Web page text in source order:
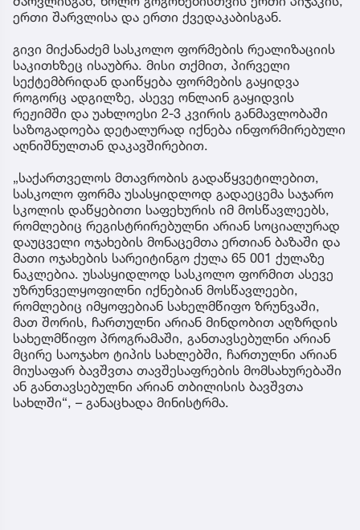
ერთი შარვლისა და ერთი ქვედაკაბისგან.
გივი მიქანაძემ სასკოლო ფორმების რეალიზაციის
საკითხზეც ისაუბრა. მისი თქმით, პირველი
სექტემბრიდან დაიწყება ფორმების გაყიდვა
როგორც ადგილზე, ასევე ონლაინ გაყიდვის
რეჟიმში და უახლოესი 2-3 კვირის განმავლობაში
საზოგადოება დეტალურად იქნება ინფორმირებული
აღნიშნულთან დაკავშირებით.
„საქართველოს მთავრობის გადაწყვეტილებით,
სასკოლო ფორმა უსასყიდლოდ გადაეცემა საჯარო
სკოლის დაწყებითი საფეხურის იმ მოსწავლეებს,
რომლებიც რეგისტრირებულნი არიან სოციალურად
დაუცველი ოჯახების მონაცემთა ერთიან ბაზაში და
მათი ოჯახების სარეიტინგო ქულა 65 001 ქულაზე
ნაკლებია. უსასყიდლოდ სასკოლო ფორმით ასევე
უზრუნველყოფილნი იქნებიან მოსწავლეები,
რომლებიც იმყოფებიან სახელმწიფო ზრუნვაში,
მათ შორის, ჩართულნი არიან მინდობით აღზრდის
სახელმწიფო პროგრამაში, განთავსებულნი არიან
მცირე საოჯახო ტიპის სახლებში, ჩართულნი არიან
მიუსაფარ ბავშვთა თავშესაფრების მომსახურებაში
ან განთავსებულნი არიან თბილისის ბავშვთა
სახლში“, – განაცხადა მინისტრმა.